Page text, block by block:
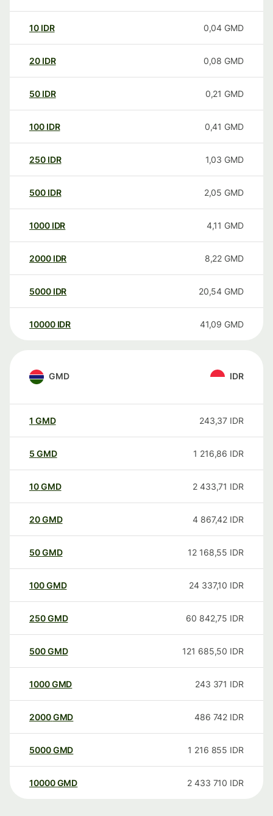
10 IDR 0,04 GMD
20 IDR 0,08 GMD
50 IDR 0,21 GMD
100 IDR 0,41 GMD
250 IDR 1,03 GMD
500 IDR 2,05 GMD
1000 IDR 4,11 GMD
2000 IDR 8,22 GMD
5000 IDR 20,54 GMD
10000 IDR 41,09 GMD
GMD IDR
1 GMD 243,37 IDR
5 GMD 1 216,86 IDR
10GMD 2 433,71 IDR
20GMD 4 867,42 IDR
50GMD 12 168,55 IDR
100GMD 24 337,10 IDR
250GMD 60 842,75 IDR
500GMD 121 685,50 IDR
1000GMD 243 371 IDR
2000GMD 486 742 IDR
5000GMD 1 216 855 IDR
10000 GMD 2 433 710 IDR